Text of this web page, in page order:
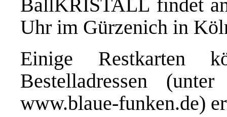
BallKRISTALL findet
Uhr im Gürzenich in
Einige Restkarten
Bestelladressen
www.blaue-funken.de)